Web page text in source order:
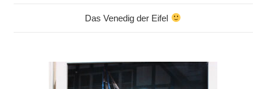
Das Venedig der Eifel